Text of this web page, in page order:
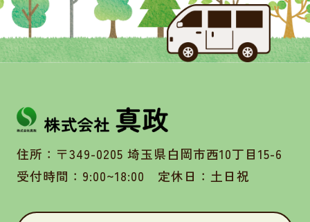
住所：〒349-0205 埼玉県白岡市西10丁目15-6
受付時間：9:00~18:00 定休日：土日祝